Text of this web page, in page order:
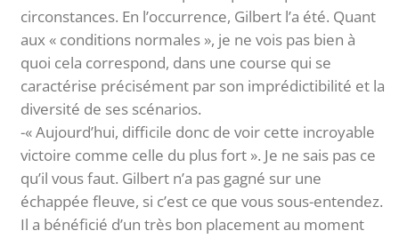
circonstances. En l’occurrence, Gilbert l’a été. Quant
aux « conditions normales », je ne vois pas bien à
quoi cela correspond, dans une course qui se
caractérise précisément par son imprédictibilité et la
diversité de ses scénarios.
-« Aujourd’hui, difficile donc de voir cette incroyable
victoire comme celle du plus fort ». Je ne sais pas ce
qu’il vous faut. Gilbert n’a pas gagné sur une
échappée fleuve, si c’est ce que vous sous-entendez.
Il a bénéficié d’un très bon placement au moment